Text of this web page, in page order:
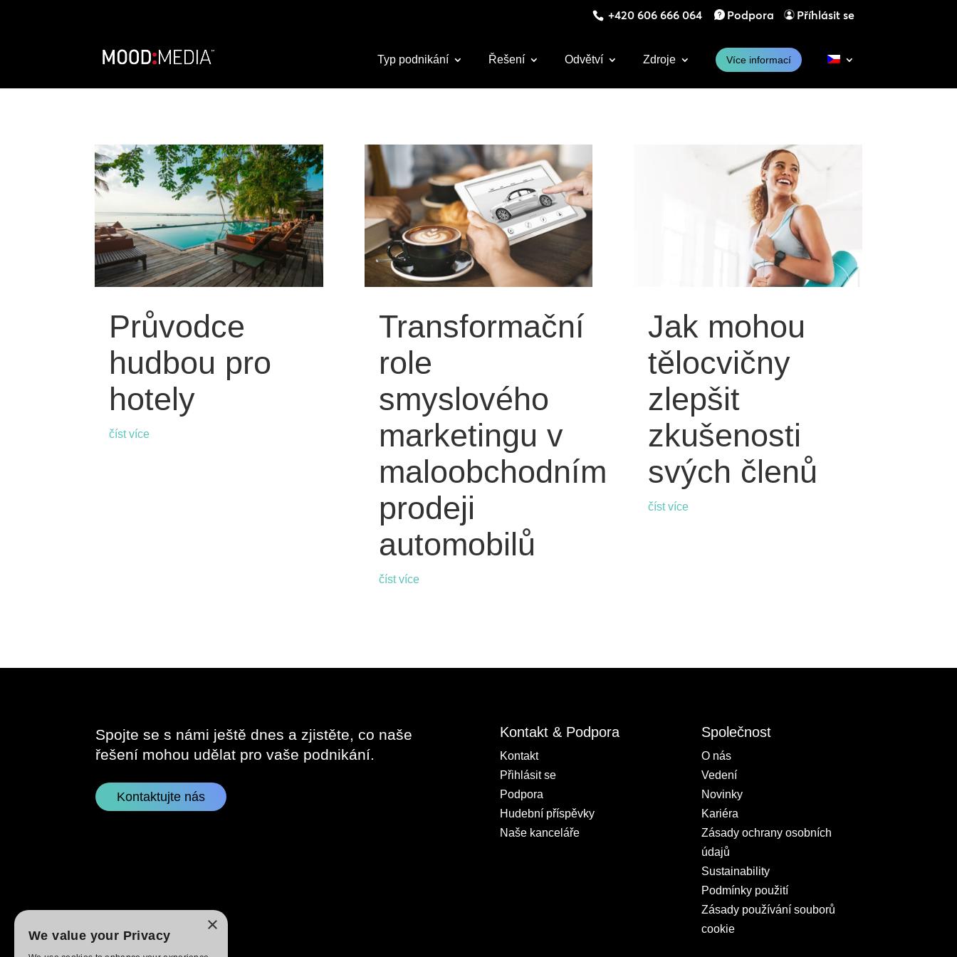
+420 606 666 064 Podpora Příhlásit se
Typ podnikání Řešení Odvětví Zdroje Více informací
Průvodce
hudbou pro
hotely
číst více
Transformační
role
smyslového
marketingu v
maloobchodním
prodeji
automobilů
číst více
Jak mohou
tělocvičny
zlepšit
zkušenosti
svých členů
číst více
Spojte se s námi ještě dnes a zjistěte, co naše
řešení mohou udělat pro vaše podnikání.
Kontaktujte nás
Kontakt & Podpora
Kontakt
Přihlásit se
Podpora
Hudební příspěvky
Naše kanceláře
Společnost
O nás
Vedení
Novinky
Kariéra
Zásady ochrany osobních
údajů
Sustainability
Podmínky použití
Zásady používání souborů
cookie
×
We value your Privacy